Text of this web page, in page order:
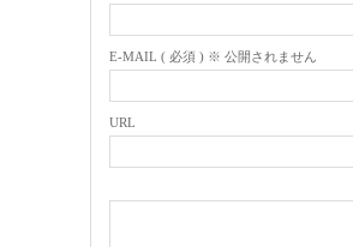
E-MAIL ( 必須 ) ※ 公開されません
URL